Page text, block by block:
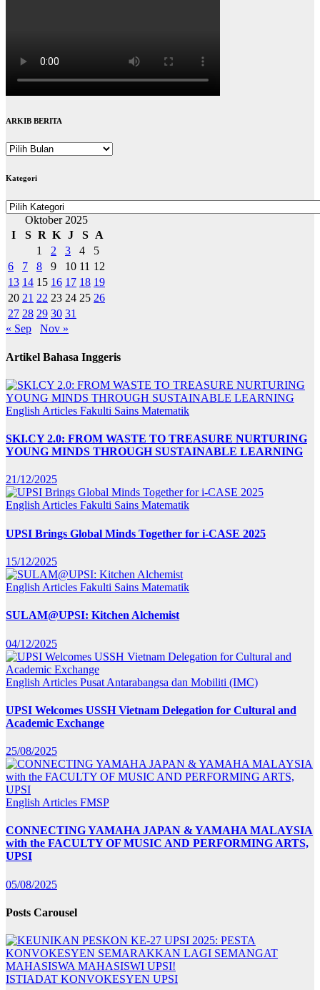
ARKIB BERITA
ARKIB
Kategori
Kategori
Oktober 2025
I
S R K J S A
1
2 3 4
5
6
7 8 9 10 11 12
13 14 15 16 17 18 19
20 21 22 23 24 25 26
27 28 29 30 31
« Sep
Nov »
Artikel Bahasa Inggeris
English Articles Fakulti Sains Matematik
SKI.CY 2.0: FROM WASTE TO TREASURE NURTURING
YOUNG MINDS THROUGH SUSTAINABLE LEARNING
21/12/2025
English Articles Fakulti Sains Matematik
UPSI Brings Global Minds Together for i-CASE 2025
15/12/2025
English Articles Fakulti Sains Matematik
SULAM@UPSI: Kitchen Alchemist
04/12/2025
English Articles Pusat Antarabangsa dan Mobiliti (IMC)
UPSI Welcomes USSH Vietnam Delegation for Cultural and
Academic Exchange
25/08/2025
English Articles FMSP
CONNECTING YAMAHA JAPAN & YAMAHA MALAYSIA
with the FACULTY OF MUSIC AND PERFORMING ARTS,
UPSI
05/08/2025
Posts Carousel
ISTIADAT KONVOKESYEN UPSI